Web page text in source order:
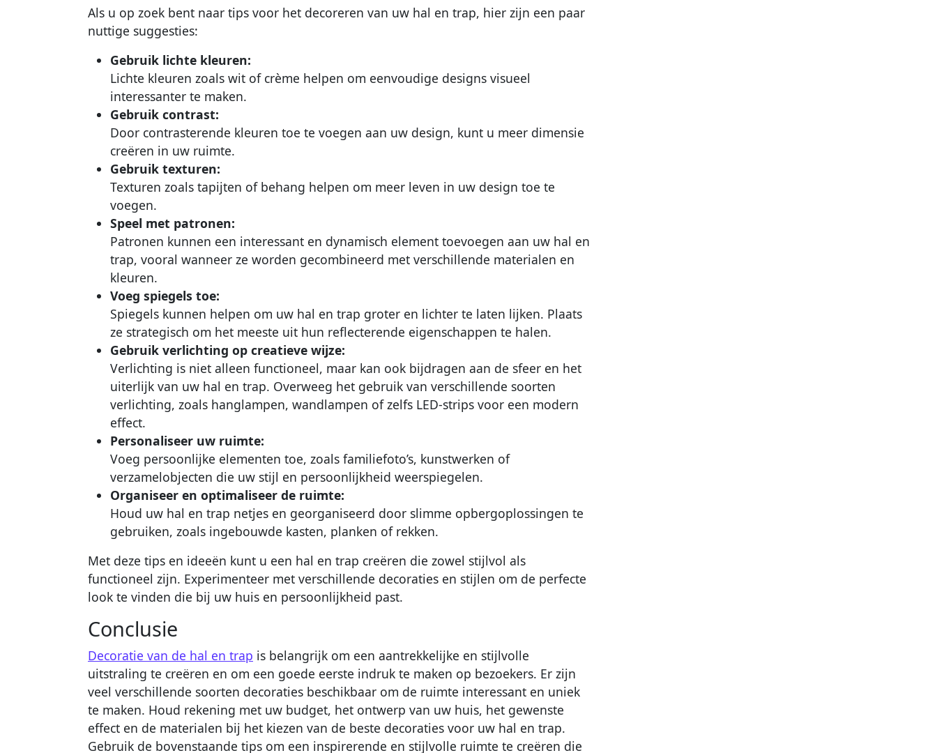
Als u op zoek bent naar tips voor het decoreren van uw hal en trap, hier zijn een paar
nuttige suggesties:
Gebruik lichte kleuren:
Lichte kleuren zoals wit of crème helpen om eenvoudige designs visueel
interessanter te maken.
Gebruik contrast:
Door contrasterende kleuren toe te voegen aan uw design, kunt u meer dimensie
creëren in uw ruimte.
Gebruik texturen:
Texturen zoals tapijten of behang helpen om meer leven in uw design toe te
voegen.
Speel met patronen:
Patronen kunnen een interessant en dynamisch element toevoegen aan uw hal en
trap, vooral wanneer ze worden gecombineerd met verschillende materialen en
kleuren.
Voeg spiegels toe:
Spiegels kunnen helpen om uw hal en trap groter en lichter te laten lijken. Plaats
ze strategisch om het meeste uit hun reflecterende eigenschappen te halen.
Gebruik verlichting op creatieve wijze:
Verlichting is niet alleen functioneel, maar kan ook bijdragen aan de sfeer en het
uiterlijk van uw hal en trap. Overweeg het gebruik van verschillende soorten
verlichting, zoals hanglampen, wandlampen of zelfs LED-strips voor een modern
effect.
Personaliseer uw ruimte:
Voeg persoonlijke elementen toe, zoals familiefoto’s, kunstwerken of
verzamelobjecten die uw stijl en persoonlijkheid weerspiegelen.
Organiseer en optimaliseer de ruimte:
Houd uw hal en trap netjes en georganiseerd door slimme opbergoplossingen te
gebruiken, zoals ingebouwde kasten, planken of rekken.
Met deze tips en ideeën kunt u een hal en trap creëren die zowel stijlvol als
functioneel zijn. Experimenteer met verschillende decoraties en stijlen om de perfecte
look te vinden die bij uw huis en persoonlijkheid past.
Conclusie
Decoratie van de hal en trap is belangrijk om een aantrekkelijke en stijlvolle
uitstraling te creëren en om een goede eerste indruk te maken op bezoekers. Er zijn
veel verschillende soorten decoraties beschikbaar om de ruimte interessant en uniek
te maken. Houd rekening met uw budget, het ontwerp van uw huis, het gewenste
effect en de materialen bij het kiezen van de beste decoraties voor uw hal en trap.
Gebruik de bovenstaande tips om een inspirerende en stijlvolle ruimte te creëren die